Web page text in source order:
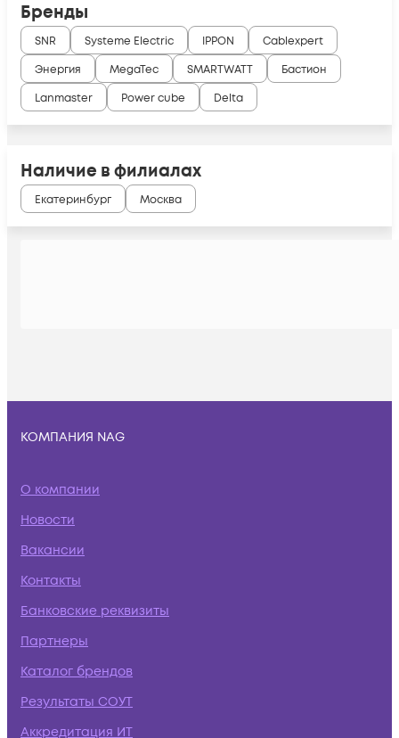
Бренды
SNR Systeme Electric IPPON
Cablexpert
Энергия
MegaTec SMARTWATT
Бастион
Lanmaster
Power cube Delta
Наличие в филиалах
Екатеринбург Москва
КОМПАНИЯ NAG
О компании
Новости
Вакансии
Контакты
Банковские реквизиты
Партнеры
Каталог брендов
Результаты СОУТ
Аккредитация ИТ